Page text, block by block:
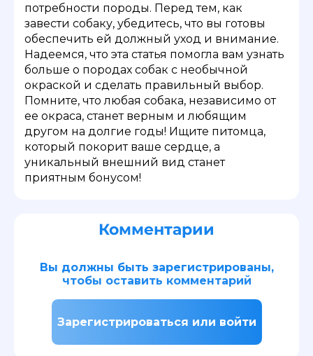
потребности породы. Перед тем, как
завести собаку, убедитесь, что вы готовы
обеспечить ей должный уход и внимание.
Надеемся, что эта статья помогла вам узнать
больше о породах собак с необычной
окраской и сделать правильный выбор.
Помните, что любая собака, независимо от
ее окраса, станет верным и любящим
другом на долгие годы! Ищите питомца,
который покорит ваше сердце, а
уникальный внешний вид станет
приятным бонусом!
Комментарии
Вы должны быть зарегистрированы,
чтобы оставить комментарий
Зарегистрироваться или войти